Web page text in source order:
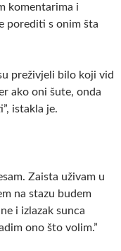
komentarima i
porediti s onim šta
preživjeli bilo koji vid
ako oni šute, onda
istakla je.
Zaista uživam u
na stazu budem
i izlazak sunca
ono što volim.”